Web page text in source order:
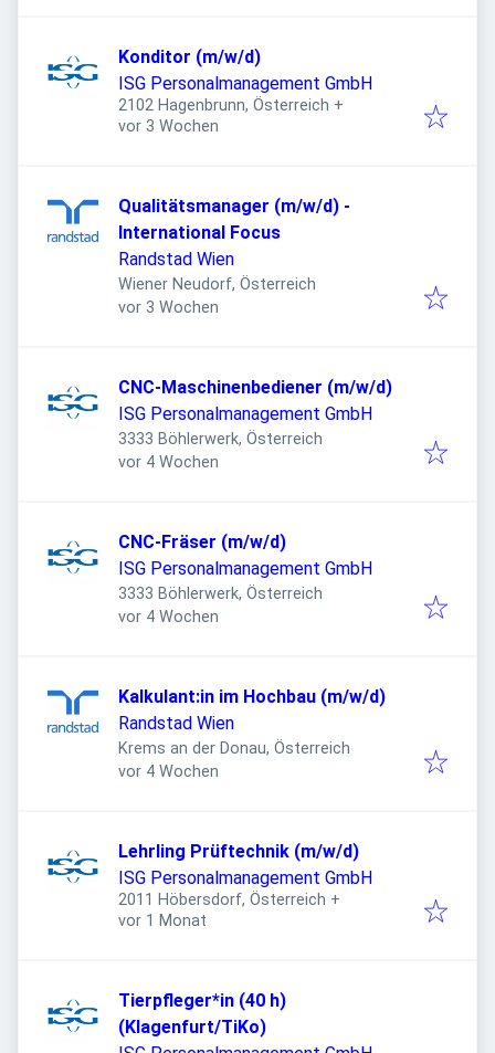
Konditor (m/w/d)
ISG Personalmanagement GmbH
2102 Hagenbrunn, Österreich +
Veröffentlicht
vor 3 Wochen
Qualitätsmanager (m/w/d) -
International Focus
Randstad Wien
Wiener Neudorf, Österreich
Veröffentlicht
vor 3 Wochen
CNC-Maschinenbediener (m/w/d)
ISG Personalmanagement GmbH
3333 Böhlerwerk, Österreich
Veröffentlicht
vor 4 Wochen
CNC-Fräser (m/w/d)
ISG Personalmanagement GmbH
3333 Böhlerwerk, Österreich
Veröffentlicht
vor 4 Wochen
Kalkulant:in im Hochbau (m/w/d)
Randstad Wien
Krems an der Donau, Österreich
Veröffentlicht
vor 4 Wochen
Lehrling Prüftechnik (m/w/d)
ISG Personalmanagement GmbH
2011 Höbersdorf, Österreich +
Veröffentlicht
vor 1 Monat
Tierpfleger*in (40 h)
(Klagenfurt/TiKo)